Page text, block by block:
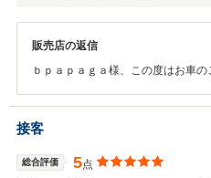
販売店の返信
ｂｐａｐａｇａ様、この度はお車
このようなことが無いよう改善に
りがとうございます。今後もアフタ
接客
総合評価 5点